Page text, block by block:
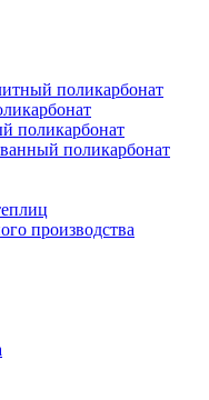
поликарбонат
поликарбонат
поликарбонат
производства